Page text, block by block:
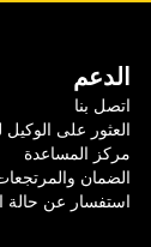
الدعم
اتصل بنا
العثور على الوكيل
مركز المساعدة
الضمان
استفسار عن حالة